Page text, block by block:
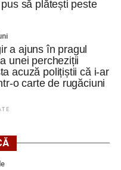
ca sursă
Google
și la o expoziție din
să plătești peste
a ajuns în pragul
unei percheziții
acuză polițiștii că i-ar
o carte de rugăciuni